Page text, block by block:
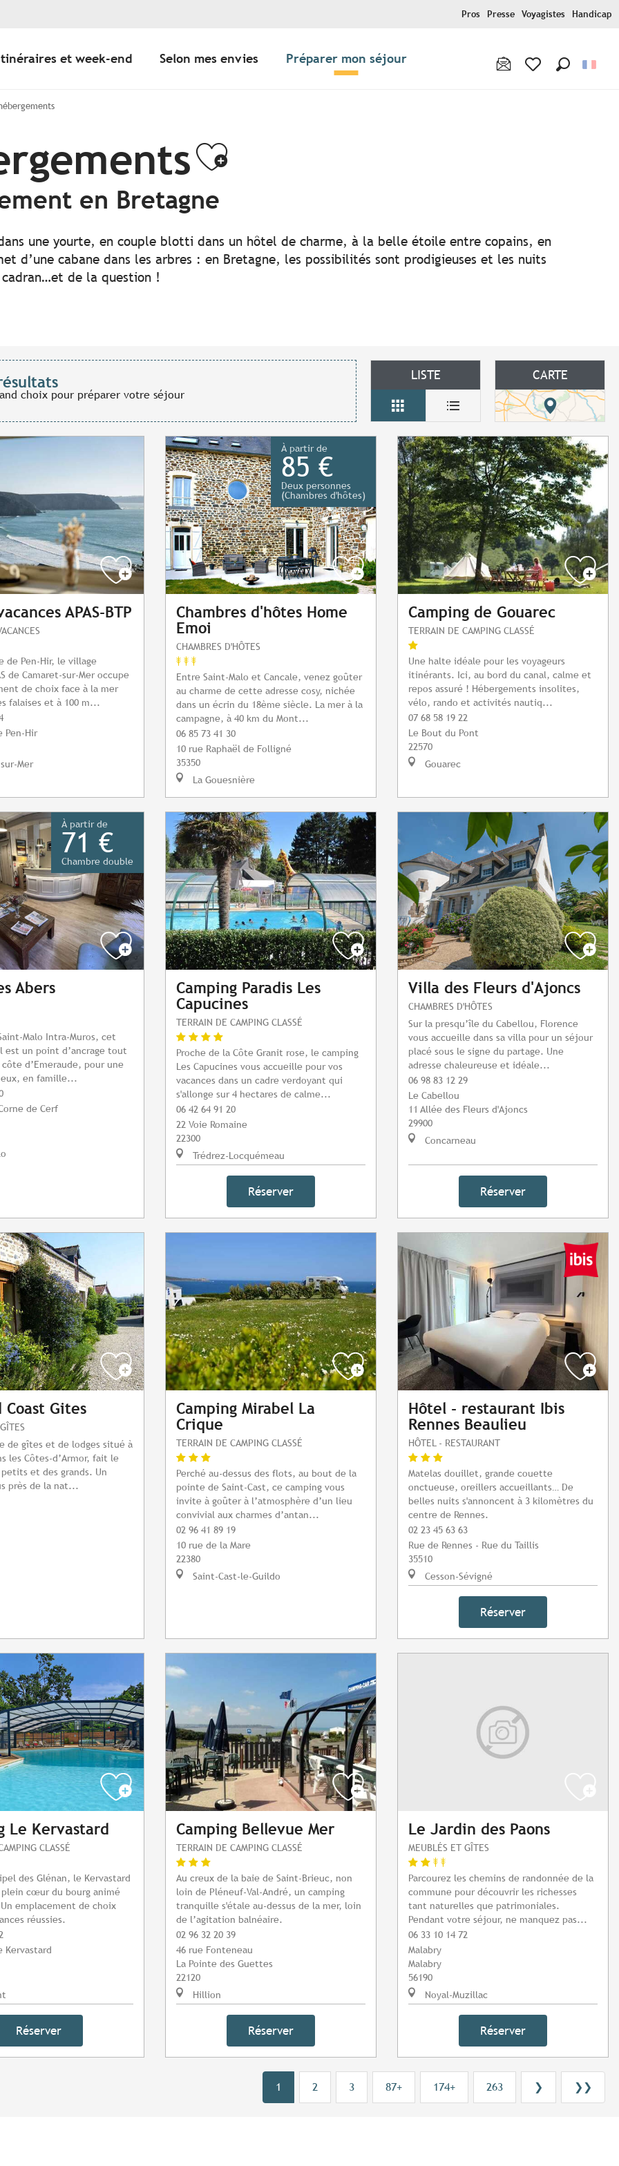
Pros Presse Voyagistes Handicap
et week-end Selon mes envies Préparer mon séjour
Ajouter aux favoris
en Bretagne
une yourte, en couple blotti dans un hôtel de charme, à la belle étoile entre copains, en
d’une cabane dans les arbres : en Bretagne, les possibilités sont prodigieuses et les nuits
de la question !
choix pour préparer votre séjour
LISTE CARTE
APAS-BTP
de Pen-Hir, le village
de Camaret-sur-Mer occupe
de choix face à la mer
falaises et à 100 m...
Pen-Hir
Mer
À partir de
85 €
Deux personnes
(Chambres d'hôtes)
Chambres d'hôtes Home
Emoi
CHAMBRES D'HÔTES
Entre Saint-Malo et Cancale, venez goûter
au charme de cette adresse cosy, nichée
dans un écrin du 18ème siècle. La mer à la
campagne, à 40 km du Mont...
06 85 73 41 30
10 rue Raphaël de Folligné
35350
La Gouesnière
Camping de Gouarec
TERRAIN DE CAMPING CLASSÉ
Une halte idéale pour les voyageurs
itinérants. Ici, au bord du canal, calme et
repos assuré ! Hébergements insolites,
vélo, rando et activités nautiq...
07 68 58 19 22
Le Bout du Pont
22570
Gouarec
À partir de
71 €
Chambre double
Abers
Malo Intra-Muros, cet
est un point d’ancrage tout
d’Emeraude, pour une
en famille...
de Cerf
Camping Paradis Les
Capucines
TERRAIN DE CAMPING CLASSÉ
Proche de la Côte Granit rose, le camping
Les Capucines vous accueille pour vos
vacances dans un cadre verdoyant qui
s'allonge sur 4 hectares de calme...
06 42 64 91 20
22 Voie Romaine
22300
Trédrez-Locquémeau
Réserver
Villa des Fleurs d'Ajoncs
CHAMBRES D'HÔTES
Sur la presqu’île du Cabellou, Florence
vous accueille dans sa villa pour un séjour
placé sous le signe du partage. Une
adresse chaleureuse et idéale...
06 98 83 12 29
Le Cabellou
11 Allée des Fleurs d'Ajoncs
29900
Concarneau
Réserver
Coast Gites
de gîtes et de lodges situé à
les Côtes-d’Armor, fait le
et des grands. Un
près de la nat...
Camping Mirabel La
Crique
TERRAIN DE CAMPING CLASSÉ
Perché au-dessus des flots, au bout de la
pointe de Saint-Cast, ce camping vous
invite à goûter à l’atmosphère d’un lieu
convivial aux charmes d’antan...
02 96 41 89 19
10 rue de la Mare
22380
Saint-Cast-le-Guildo
Hôtel - restaurant Ibis
Rennes Beaulieu
HÔTEL - RESTAURANT
Matelas douillet, grande couette
onctueuse, oreillers accueillants… De
belles nuits s'annoncent à 3 kilomètres du
centre de Rennes.
02 23 45 63 63
Rue de Rennes - Rue du Taillis
35510
Cesson-Sévigné
Réserver
Le Kervastard
CLASSÉ
des Glénan, le Kervastard
cœur du bourg animé
emplacement de choix
réussies.
Kervastard
Réserver
Camping Bellevue Mer
TERRAIN DE CAMPING CLASSÉ
Au creux de la baie de Saint-Brieuc, non
loin de Pléneuf-Val-André, un camping
tranquille s'étale au-dessus de la mer, loin
de l’agitation balnéaire.
02 96 32 20 39
46 rue Fonteneau
La Pointe des Guettes
22120
Hillion
Réserver
Le Jardin des Paons
MEUBLÉS ET GÎTES
Parcourez les chemins de randonnée de la
commune pour découvrir les richesses
tant naturelles que patrimoniales.
Pendant votre séjour, ne manquez pas...
06 33 10 14 72
Malabry
Malabry
56190
Noyal-Muzillac
Réserver
1 2 3 87+ 174+ 263 ❯ ❯❯